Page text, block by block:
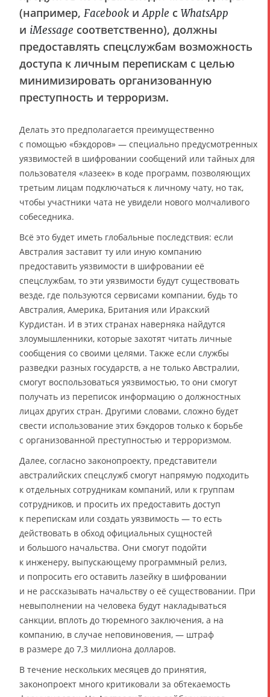
(например, Facebook и Apple с WhatsApp
и iMessage соответственно), должны
предоставлять спецслужбам возможность
доступа к личным перепискам с целью
минимизировать организованную
преступность и терроризм.
Делать это предполагается преимущественно
с помощью «бэкдоров» — специально предусмотренных
уязвимостей в шифровании сообщений или тайных для
пользователя «лазеек» в коде программ, позволяющих
третьим лицам подключаться к личному чату, но так,
чтобы участники чата не увидели нового молчаливого
собеседника.
Всё это будет иметь глобальные последствия: если
Австралия заставит ту или иную компанию
предоставить уязвимости в шифровании её
спецслужбам, то эти уязвимости будут существовать
везде, где пользуются сервисами компании, будь то
Австралия, Америка, Британия или Иракский
Курдистан. И в этих странах наверняка найдутся
злоумышленники, которые захотят читать личные
сообщения со своими целями. Также если службы
разведки разных государств, а не только Австралии,
смогут воспользоваться уязвимостью, то они смогут
получать из переписок информацию о должностных
лицах других стран. Другими словами, сложно будет
свести использование этих бэкдоров только к борьбе
с организованной преступностью и терроризмом.
Далее, согласно законопроекту, представители
австралийских спецслужб смогут напрямую подходить
к отдельных сотрудникам компаний, или к группам
сотрудников, и просить их предоставить доступ
к перепискам или создать уязвимость — то есть
действовать в обход официальных сущностей
и большого начальства. Они смогут подойти
к инженеру, выпускающему программный релиз,
и попросить его оставить лазейку в шифровании
и не рассказывать начальству о её существовании. При
невыполнении на человека будут накладываться
санкции, вплоть до тюремного заключения, а на
компанию, в случае неповиновения, — штраф
в размере до 7,3 миллиона долларов.
В течение нескольких месяцев до принятия,
законопроект много критиковали за обтекаемость